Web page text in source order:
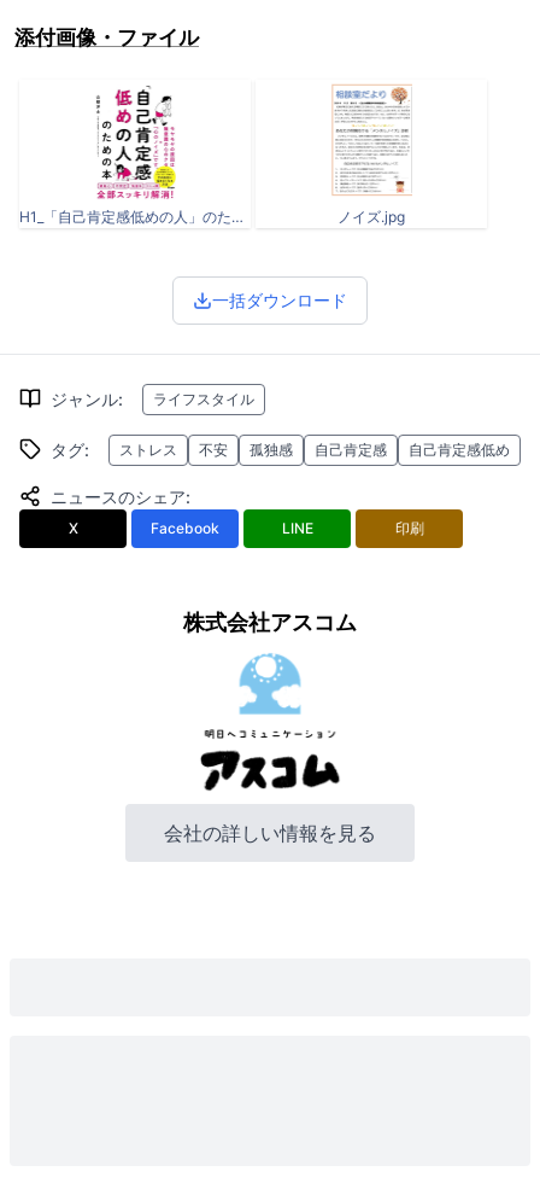
添付画像・ファイル
H1_「自己肯定感低めの人」のための本.jpg ノイズ.jpg
一括ダウンロード
ジャンル: ライフスタイル
タグ: ストレス 不安 孤独感 自己肯定感 自己肯定感低め
ニュースのシェア:
X Facebook LINE 印刷
株式会社アスコム
会社の詳しい情報を見る